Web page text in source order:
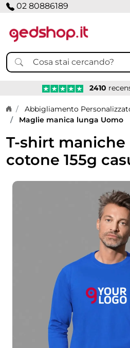
02 80886189
2410
Home page
Abbigliamento
Maglie manica lunga Uomo
T-shirt
cotone 155g